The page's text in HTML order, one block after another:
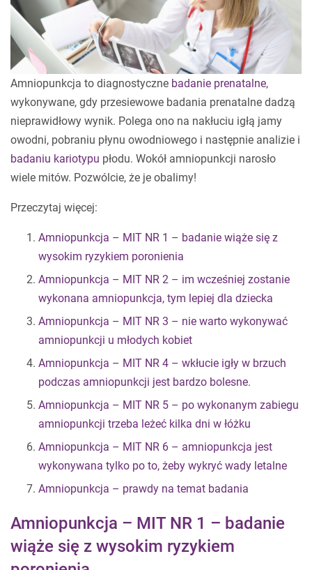
Amniopunkcja to diagnostyczne badanie prenatalne,
wykonywane, gdy przesiewowe badania prenatalne dadzą
nieprawidłowy wynik. Polega ono na nakłuciu igłą jamy
owodni, pobraniu płynu owodniowego i następnie analizie i
badaniu kariotypu płodu. Wokół amniopunkcji narosło
wiele mitów. Pozwólcie, że je obalimy!
Przeczytaj więcej:
Amniopunkcja – MIT NR 1 – badanie wiąże się z
wysokim ryzykiem poronienia
Amniopunkcja – MIT NR 2 – im wcześniej zostanie
wykonana amniopunkcja, tym lepiej dla dziecka
Amniopunkcja – MIT NR 3 – nie warto wykonywać
amniopunkcji u młodych kobiet
Amniopunkcja – MIT NR 4 – wkłucie igły w brzuch
podczas amniopunkcji jest bardzo bolesne.
Amniopunkcja – MIT NR 5 – po wykonanym zabiegu
amniopunkcji trzeba leżeć kilka dni w łóżku
Amniopunkcja – MIT NR 6 – amniopunkcja jest
wykonywana tylko po to, żeby wykryć wady letalne
Amniopunkcja – prawdy na temat badania
Amniopunkcja – MIT NR 1 – badanie
wiąże się z wysokim ryzykiem